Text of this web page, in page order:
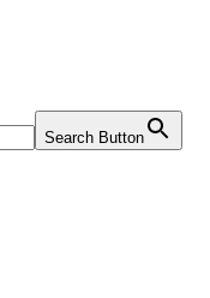
Search Button